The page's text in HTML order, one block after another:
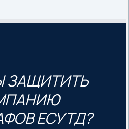
ЗАЩИТИТЬ
ЕСУТД?